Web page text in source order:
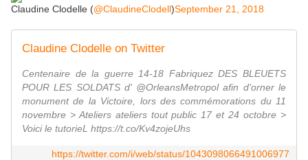
Claudine Clodelle (@ClaudineClodell)September 21, 2018
Claudine Clodelle on Twitter
Centenaire de la guerre 14-18 Fabriquez DES BLEUETS
POUR LES SOLDATS d' @OrleansMetropol afin d'orner le
monument de la Victoire, lors des commémorations du 11
novembre > Ateliers ateliers tout public 17 et 24 octobre >
Voici le tutorieL https://t.co/Kv4zojeUhs
https://twitter.com/i/web/status/1043098066491006977